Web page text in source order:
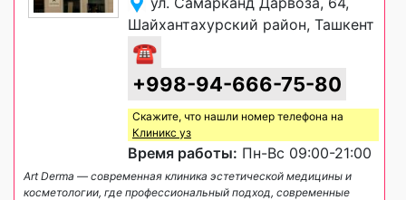
Шайхантахурский район, Ташкент
☎
+998-94-666-75-80
Скажите, что нашли номер телефона на
Клиникс уз
Время работы: Пн-Вс 09:00-21:00
Art Derma — современная клиника эстетической медицины и
косметологии, где профессиональный подход, современные